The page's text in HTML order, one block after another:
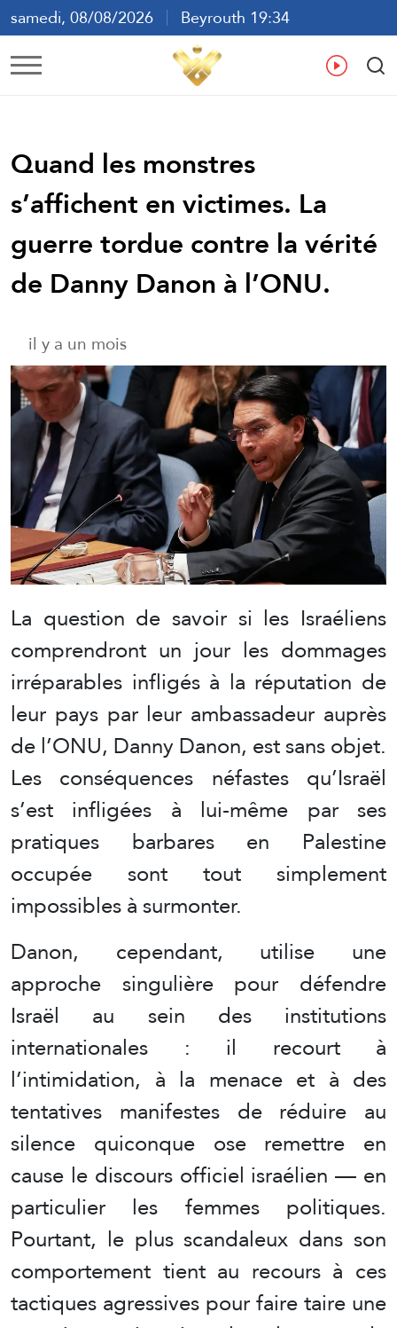
samedi, 08/08/2026
Beyrouth 19:34
ع
Quand les monstres
s’affichent en victimes. La
guerre tordue contre la vérité
de Danny Danon à l’ONU.
il y a un mois
La question de savoir si les Israéliens
comprendront un jour les dommages
irréparables infligés à la réputation de
leur pays par leur ambassadeur auprès
de l’ONU, Danny Danon, est sans objet.
Les conséquences néfastes qu’Israël
s’est infligées à lui-même par ses
pratiques barbares en Palestine
occupée sont tout simplement
impossibles à surmonter.
Danon, cependant, utilise une
approche singulière pour défendre
Israël au sein des institutions
internationales : il recourt à
l’intimidation, à la menace et à des
tentatives manifestes de réduire au
silence quiconque ose remettre en
cause le discours officiel israélien — en
particulier les femmes politiques.
Pourtant, le plus scandaleux dans son
comportement tient au recours à ces
tactiques agressives pour faire taire une